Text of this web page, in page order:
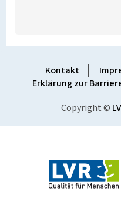
Kontakt
Erklärung zur
Copyright ©